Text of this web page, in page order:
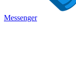
Messenger